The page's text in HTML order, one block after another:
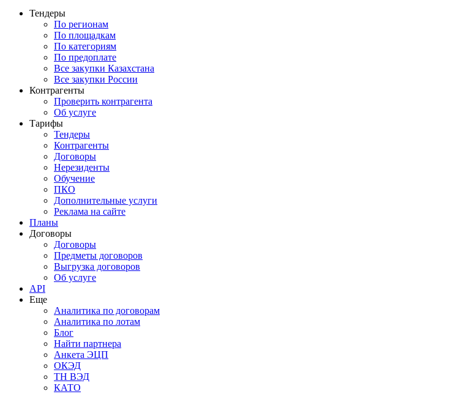
Тендеры
По регионам
По площадкам
По категориям
По предоплате
Все закупки Казахстана
Все закупки России
Контрагенты
Проверить контрагента
Об услуге
Тарифы
Тендеры
Контрагенты
Договоры
Нерезиденты
Обучение
ПКО
Дополнительные услуги
Реклама на сайте
Планы
Договоры
Договоры
Предметы договоров
Выгрузка договоров
Об услуге
API
Еще
Аналитика по договорам
Аналитика по лотам
Блог
Найти партнера
Анкета ЭЦП
ОКЭД
ТН ВЭД
КАТО